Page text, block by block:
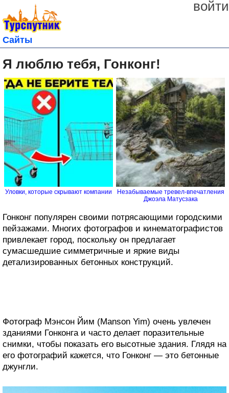
войти
Сайты
Я люблю тебя, Гонконг!
Уловки, которые скрывают компании
Незабываемые тревел-впечатления
Джоэла Матусзака
Гонконг популярен своими потрясающими городскими
пейзажами. Многих фотографов и кинематографистов
привлекает город, поскольку он предлагает
сумасшедшие симметричные и яркие виды
детализированных бетонных конструкций.
Фотограф Мэнсон Йим (Manson Yim) очень увлечен
зданиями Гонконга и часто делает поразительные
снимки, чтобы показать его высотные здания. Глядя на
его фотографий кажется, что Гонконг — это бетонные
джунгли.